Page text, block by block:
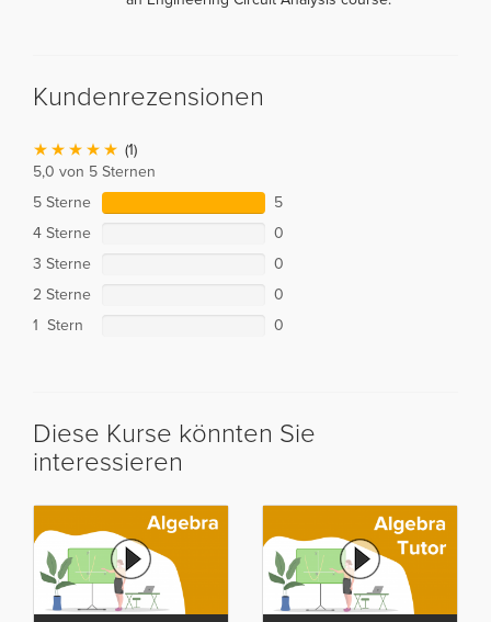
Kundenrezensionen
(1)
5,0 von 5 Sternen
5 Sterne
5
4 Sterne
0
3 Sterne
0
2 Sterne
0
1 Stern
0
Diese Kurse könnten Sie
interessieren